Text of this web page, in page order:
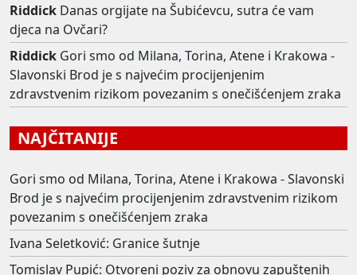
Riddick Danas orgijate na Šubićevcu, sutra će vam
djeca na Ovčari?
Riddick Gori smo od Milana, Torina, Atene i Krakowa -
Slavonski Brod je s najvećim procijenjenim
zdravstvenim rizikom povezanim s onečišćenjem zraka
NAJČITANIJE
Gori smo od Milana, Torina, Atene i Krakowa - Slavonski
Brod je s najvećim procijenjenim zdravstvenim rizikom
povezanim s onečišćenjem zraka
Ivana Seletković: Granice šutnje
Tomislav Pupić: Otvoreni poziv za obnovu zapuštenih